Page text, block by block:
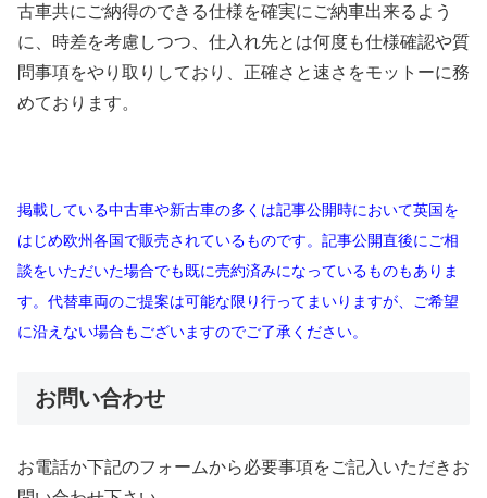
古車共にご納得のできる仕様を確実にご納車出来るよう
に、時差を考慮しつつ、仕入れ先とは何度も仕様確認や質
問事項をやり取りしており、正確さと速さをモットーに務
めております。
掲載している中古車や新古車の多くは記事公開時において英国を
はじめ欧州各国で販売されているものです。記事公開直後にご相
談をいただいた場合でも既に売約済みになっているものもありま
す。代替車両のご提案は可能な限り行ってまいりますが、ご希望
に沿えない場合もございますのでご了承ください。
お問い合わせ
お電話か下記のフォームから必要事項をご記入いただきお